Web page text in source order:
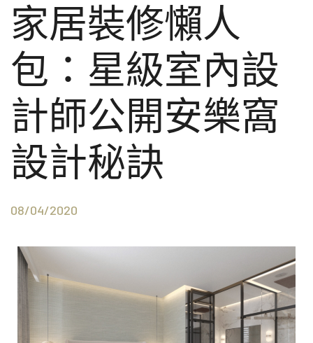
家居裝修懶人
包：星級室內設
計師公開安樂窩
設計秘訣
08/04/2020